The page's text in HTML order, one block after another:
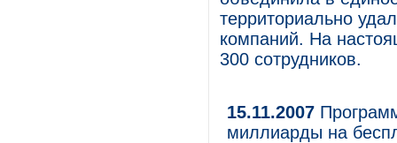
территориально
компаний. На
300 сотрудников.
15.11.2007
миллиарды на